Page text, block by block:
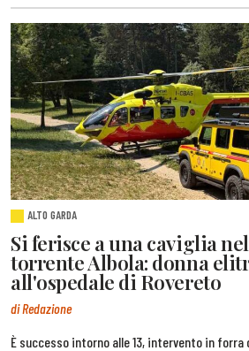
ALTO GARDA
Si ferisce a una caviglia
torrente Albola: donna
all'ospedale di Rovereto
di Redazione
È successo intorno alle 13, intervento in forra